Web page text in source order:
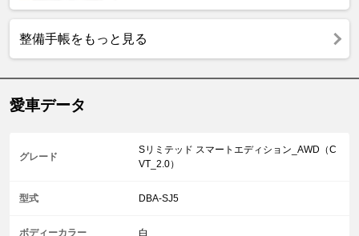
整備手帳をもっと見る
愛車データ
グレード
Sリミテッド スマートエディション_AWD（C
VT_2.0）
型式 DBA-SJ5
ボディーカラー 白